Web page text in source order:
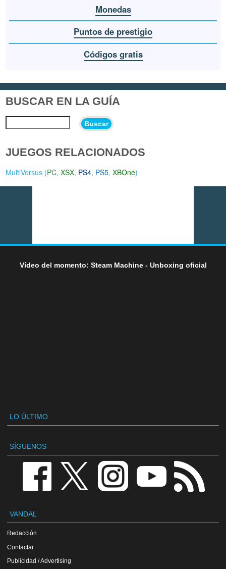
Monedas
Puntos de prestigio
Códigos gratis
BUSCAR EN LA GUÍA
Buscar
JUEGOS RELACIONADOS
MultiVersus (PC,XSX, PS4, PS5,XBOne)
Vídeo del momento: Steam Machine - Unboxing oficial
LO ÚLTIMO
SÍGUENOS
VANDAL
Redacción
Contactar
Publicidad / Advertising